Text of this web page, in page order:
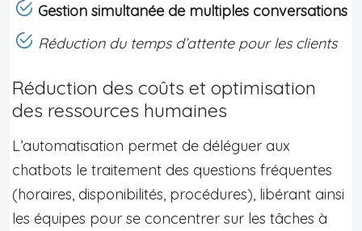
Gestion simultanée de multiples conversations
Réduction du temps d’attente pour les clients
Réduction des coûts et optimisation
des ressources humaines
L’automatisation permet de déléguer aux
chatbots le traitement des questions fréquentes
(horaires, disponibilités, procédures), libérant ainsi
les équipes pour se concentrer sur les tâches à